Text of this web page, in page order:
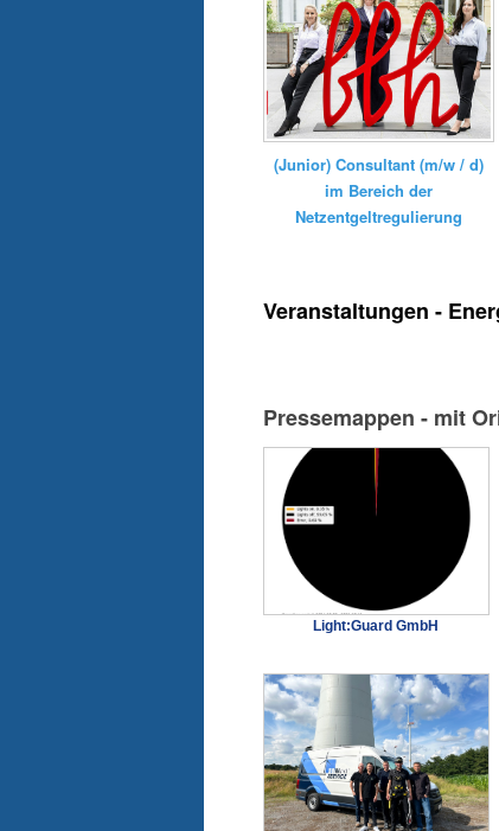
(Junior) Consultant (m/w / d)
im Bereich der
Netzentgeltregulierung
Veranstaltungen -
Pressemappen - mit
Light:Guard GmbH